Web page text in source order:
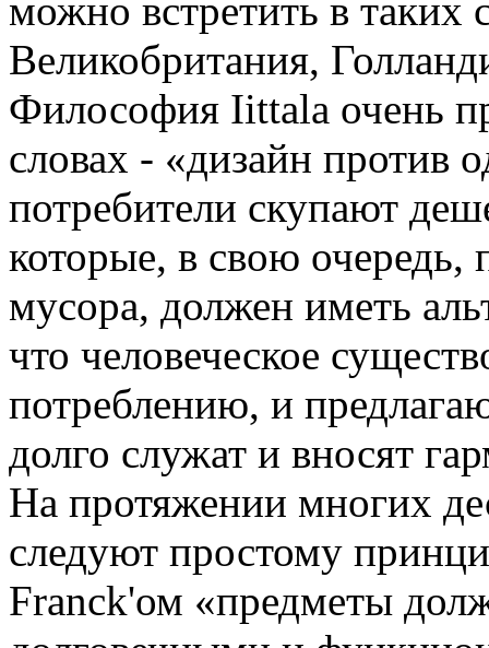
можно встретить в таких
Великобритания,
Философия Iittala очень
словах - «дизайн против
потребители скупают
которые, в свою
мусора, должен иметь
что человеческое
потреблению, и
долго служат и вносят
На протяжении многих
следуют простому
Franck'ом «предметы